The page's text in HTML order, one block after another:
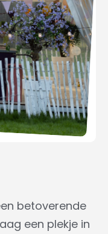
betoverende
een plekje in